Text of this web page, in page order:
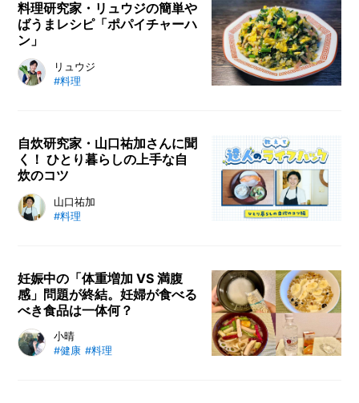
練習のために、適切な離乳食選びの
ポイントから、回数、食べさせ方ま
で月齢ごとにまとめています。
料理研究家・リュウジの簡単や
ばうまレシピ「ポパイチャーハ
ン」
料理研究家・リュウジさんのレシピ
連載。今回は、簡単なのに一皿で野
す。ニンニクとベーコンの香ばしさ
に、フワっとした卵とホウレンソウ
が絶妙なマッチング。ホウレンソウ
は下茹でしなくても、水に浸けるだ
けでえぐみが抜けるので、覚えてお
リュウジ
#料理
自炊研究家・山口祐加さんに聞
く！ ひとり暮らしの上手な自
炊のコツ
自炊初心者や料理が苦手な方に向け
て「自炊料理家」の山口祐加さん監
んを簡単・シンプルに取り組めるよ
う、自炊料理によくある質問をまと
めて、お届けします。
山口祐加
#料理
妊娠中の「体重増加 VS 満腹
感」問題が終結。妊婦が食べる
べき食品は一体何？
妊娠中、すさまじい食欲で体重が一
気に増加……！ 増えすぎるのはよ
小晴
#健康 #料理